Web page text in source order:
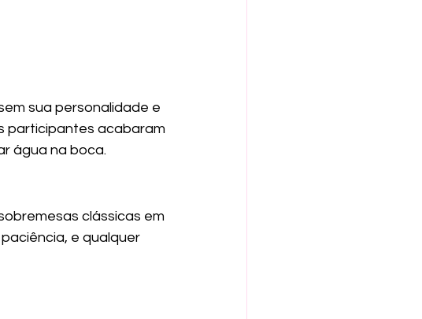
sua personalidade e
participantes acabaram
água na boca.
clássicas em
e qualquer